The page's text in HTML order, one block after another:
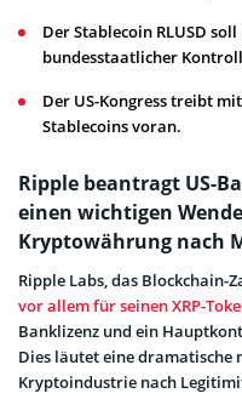
Der Stablecoin RLUSD
bundesstaatlicher
Der US-Kongress treibt
Stablecoins voran.
Ripple beantragt US-
einen wichtigen
Kryptowährung nach
Ripple Labs, das Blockchain-
vor allem für seinen XRP-
Banklizenz und ein
Dies läutet eine dramatische
Kryptoindustrie nach